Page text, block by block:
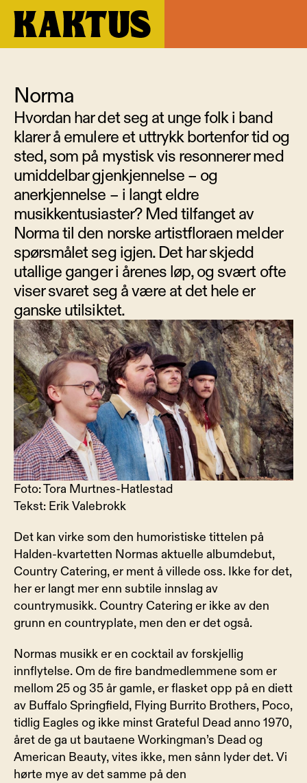
Norma
Hvordan har det seg at unge folk i band
klarer å emulere et uttrykk bortenfor tid og
sted, som på mystisk vis resonnerer med
umiddelbar gjenkjennelse – og
anerkjennelse – i langt eldre
musikkentusiaster? Med tilfanget av
Norma til den norske artistfloraen melder
spørsmålet seg igjen. Det har skjedd
utallige ganger i årenes løp, og svært ofte
viser svaret seg å være at det hele er
ganske utilsiktet.
Foto: Tora Murtnes-Hatlestad
Tekst: Erik Valebrokk
Det kan virke som den humoristiske tittelen på
Halden-kvartetten Normas aktuelle albumdebut,
Country Catering, er ment å villede oss. Ikke for det,
her er langt mer enn subtile innslag av
countrymusikk. Country Catering er ikke av den
grunn en countryplate, men den er det også.
Normas musikk er en cocktail av forskjellig
innflytelse. Om de fire bandmedlemmene som er
mellom 25 og 35 år gamle, er flasket opp på en diett
av Buffalo Springfield, Flying Burrito Brothers, Poco,
tidlig Eagles og ikke minst Grateful Dead anno 1970,
året de ga ut bautaene Workingman’s Dead og
American Beauty, vites ikke, men sånn lyder det. Vi
hørte mye av det samme på den